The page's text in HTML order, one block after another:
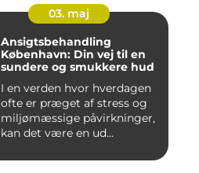
03. maj
Ansigtsbehandling
København: Din vej til en
sundere og smukkere hud
I en verden hvor hverdagen
ofte er præget af stress og
miljømæssige påvirkninger,
kan det være en ud...